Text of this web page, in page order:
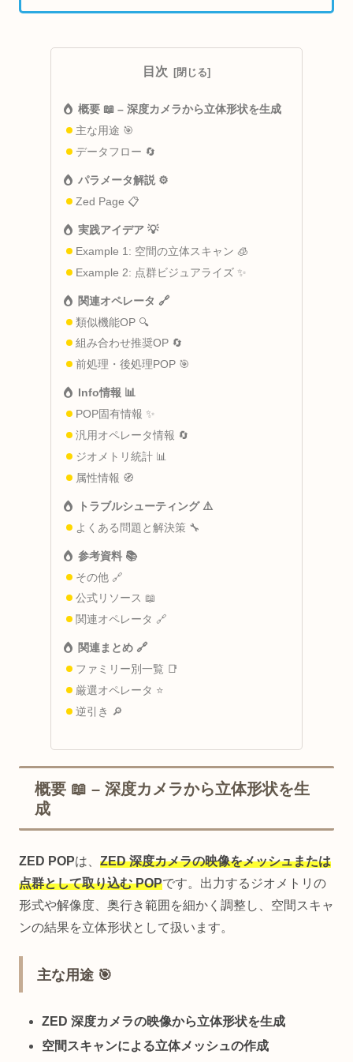
目次
概要 📖 – 深度カメラから立体形状を生成
主な用途 🎯
データフロー 🔄
パラメータ解説 ⚙️
Zed Page 📋
実践アイデア 💡
Example 1: 空間の立体スキャン 🧊
Example 2: 点群ビジュアライズ ✨
関連オペレータ 🔗
類似機能OP 🔍
組み合わせ推奨OP 🔄
前処理・後処理POP 🎯
Info情報 📊
POP固有情報 ✨
汎用オペレータ情報 🔄
ジオメトリ統計 📊
属性情報 🧭
トラブルシューティング ⚠️
よくある問題と解決策 🔧
参考資料 📚
その他 🔗
公式リソース 📖
関連オペレータ 🔗
関連まとめ 🔗
ファミリー別一覧 📑
厳選オペレータ ⭐
逆引き 🔎
概要 📖 – 深度カメラから立体形状を生
成
ZED POPは、 ZED 深度カメラの映像をメッシュまたは
点群として取り込む POPです。出力するジオメトリの
形式や解像度、奥行き範囲を細かく調整し、空間スキャ
ンの結果を立体形状として扱います。
主な用途 🎯
ZED 深度カメラの映像から立体形状を生成
空間スキャンによる立体メッシュの作成